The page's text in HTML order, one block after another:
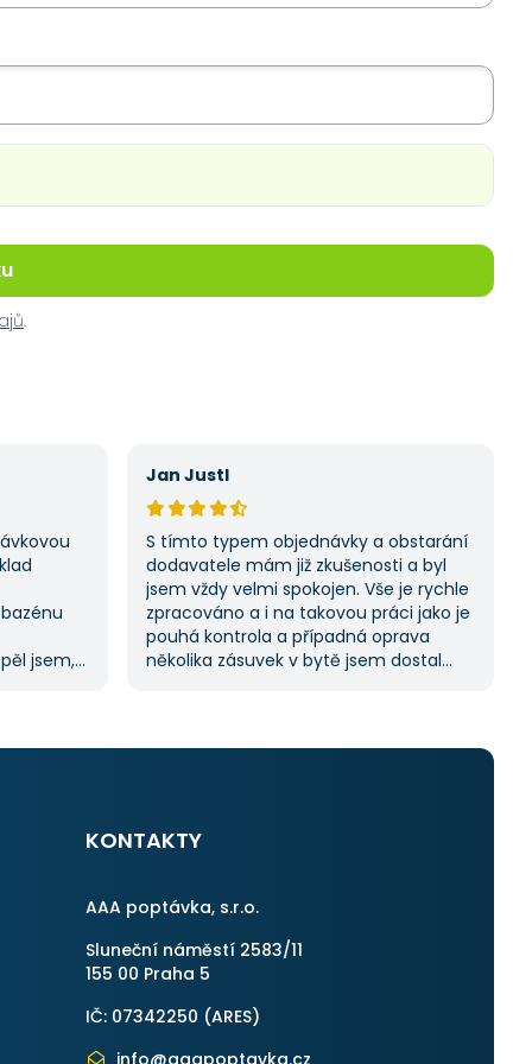
.
jsem,
byl velmi
Jan Justl
S tímto typem objednávky a obstarání
dodavatele mám již zkušenosti a byl
jsem vždy velmi spokojen. Vše je rychle
zpracováno a i na takovou práci jako je
pouhá kontrola a případná oprava
několika zásuvek v bytě jsem dostal
potřebovat, jistě se obrátím na stejnou
KONTAKTY
AAA poptávka, s.r.o.
Sluneční náměstí 2583/11
155 00 Praha 5
IČ: 07342250 (ARES)
info@aaapoptavka.cz